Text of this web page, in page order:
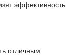
эффективность
отличным